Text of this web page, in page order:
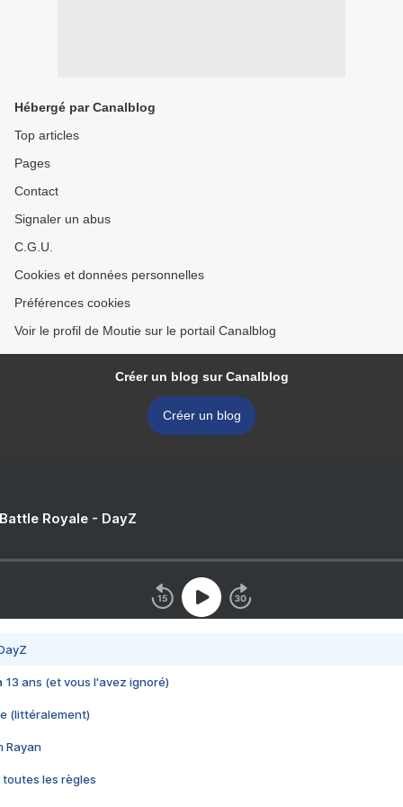
Hébergé par Canalblog
Top articles
Pages
Contact
Signaler un abus
C.G.U.
Cookies et données personnelles
Préférences cookies
Voir le profil de Moutie sur le portail Canalblog
Créer un blog sur Canalblog
Créer un blog
Royale - DayZ
13 ans (et vous l'avez ignoré)
(littéralement)
Rayan
toutes les règles